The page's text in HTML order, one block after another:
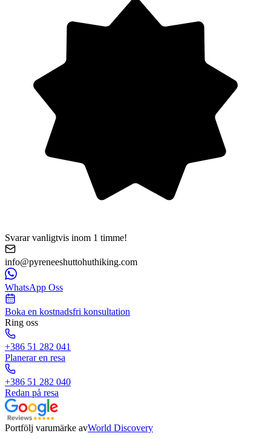
Svarar vanligtvis inom 1 timme!
info@pyreneeshuttohuthiking.com
WhatsApp Oss
Boka en kostnadsfri konsultation
Ring oss
+386 51 282 041
Planerar en resa
+386 51 282 040
Redan på resa
Portfölj varumärke avWorld Discovery